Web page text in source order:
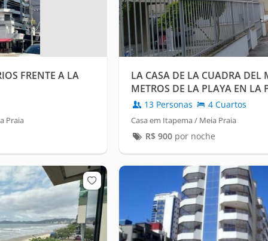
FRENTE A LA
Praia
LA CASA DE LA CUADRA DEL
METROS DE LA PLAYA EN LA
MEDIO ITAPEMA
13 Personas 4 Cuartos
Casa em Itapema / Meia Praia
R$ 900por noche